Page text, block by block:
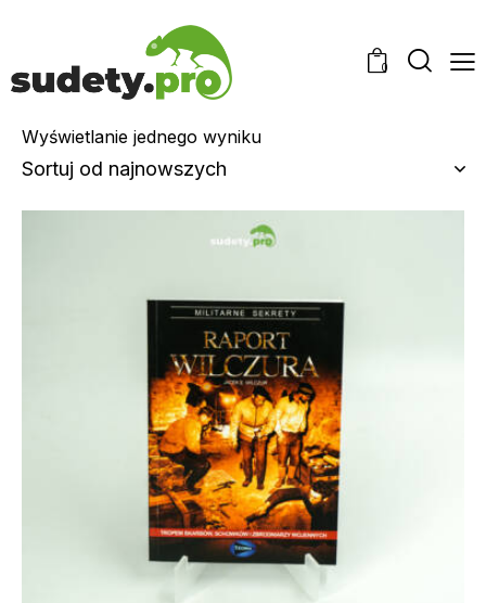
0
Wyświetlanie jednego wyniku